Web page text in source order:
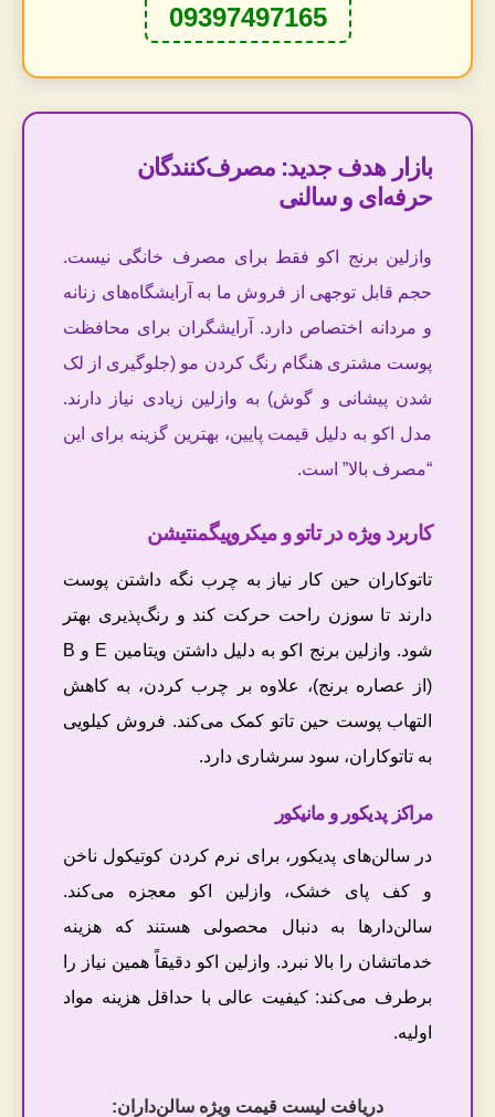
09397497165
بازار هدف جدید: مصرف‌کنندگان
حرفه‌ای و سالنی
وازلین برنج اکو فقط برای مصرف خانگی نیست.
حجم قابل توجهی از فروش ما به آرایشگاه‌های زنانه
و مردانه اختصاص دارد. آرایشگران برای محافظت
پوست مشتری هنگام رنگ کردن مو (جلوگیری از لک
شدن پیشانی و گوش) به وازلین زیادی نیاز دارند.
مدل اکو به دلیل قیمت پایین، بهترین گزینه برای این
“مصرف بالا” است.
کاربرد ویژه در تاتو و میکروپیگمنتیشن
تاتوکاران حین کار نیاز به چرب نگه داشتن پوست
دارند تا سوزن راحت حرکت کند و رنگ‌پذیری بهتر
شود. وازلین برنج اکو به دلیل داشتن ویتامین E و B
(از عصاره برنج)، علاوه بر چرب کردن، به کاهش
التهاب پوست حین تاتو کمک می‌کند. فروش کیلویی
به تاتوکاران، سود سرشاری دارد.
مراکز پدیکور و مانیکور
در سالن‌های پدیکور، برای نرم کردن کوتیکول ناخن
و کف پای خشک، وازلین اکو معجزه می‌کند.
سالن‌دارها به دنبال محصولی هستند که هزینه
خدماتشان را بالا نبرد. وازلین اکو دقیقاً همین نیاز را
برطرف می‌کند: کیفیت عالی با حداقل هزینه مواد
اولیه.
دریافت لیست قیمت ویژه سالن‌داران: